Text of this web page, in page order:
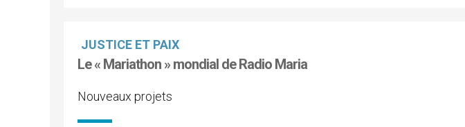
JUSTICE ET PAIX
Le « Mariathon » mondial de Radio Maria
Nouveaux projets